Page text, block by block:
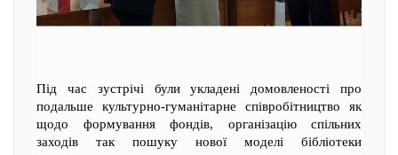
Під час зустрічі були укладені домовленості про
подальше культурно-гуманітарне співробітництво як
щодо формування фондів, організацію спільних
заходів так пошуку нової моделі бібліотеки